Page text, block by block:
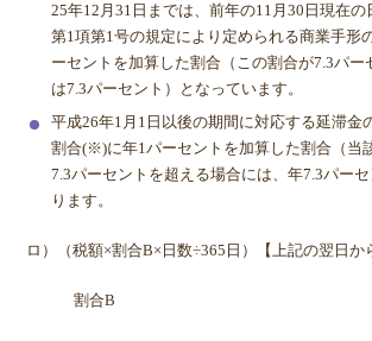
25年12月31日までは、前年の11月30日現在の
第1項第1号の規定により定められる商業手形
ーセントを加算した割合（この割合が7.3パー
は7.3パーセント）となっています。
平成26年1月1日以後の期間に対応する延滞金
割合(※)に年1パーセントを加算した割合（当
7.3パーセントを超える場合には、年7.3パー
ります。
ロ）（税額×割合B×日数÷365日）【上記の翌日か
割合B